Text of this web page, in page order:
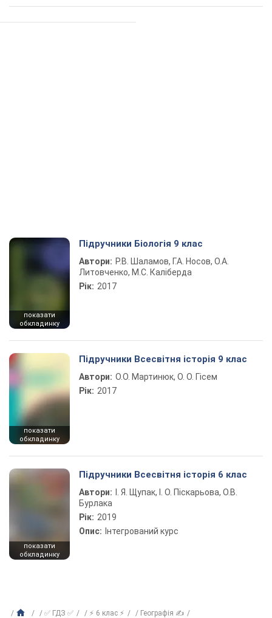
показати
обкладинку
Підручники Біологія 9 клас
Автори: Р.В. Шаламов, Г.А. Носов, О.А.
Литовченко, М.С. Каліберда
Рік: 2017
показати
обкладинку
Підручники Всесвітня історія 9 клас
Автори: О.О. Мартинюк, О. О. Гісем
Рік: 2017
показати
обкладинку
Підручники Всесвітня історія 6 клас
Автори:
І. Я. Щупак, І. О. Піскарьова, О.В.
Бурлака
Рік: 2019
Опис: Інтегрований курс
✅ ГДЗ ✅ ⚡ 6 клас ⚡
Географія ✍